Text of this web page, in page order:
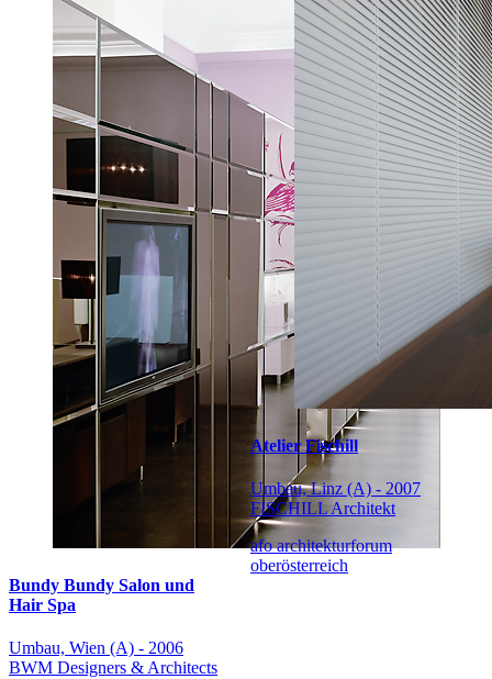
Bundy Bundy Salon und
Hair Spa
Umbau, Wien (A) - 2006
BWM Designers & Architects
Atelier Fischill
Umbau, Linz (A) - 2007
FISCHILL Architekt
afo architekturforum
oberösterreich